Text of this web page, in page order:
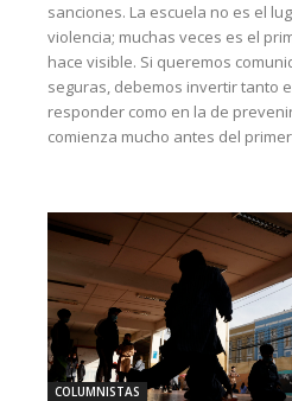
sanciones. La escuela no es el
violencia; muchas veces es el
hace visible. Si queremos
seguras, debemos invertir tanto
responder como en la de
comienza mucho antes del
COLUMNISTAS